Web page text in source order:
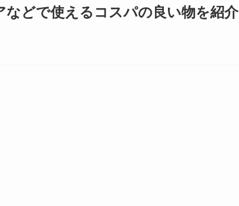
などで使えるコスパの良い物を紹介